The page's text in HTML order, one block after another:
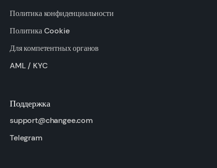
Политика конфиденциальности
Политика Cookie
Для компетентных органов
AML / KYC
Поддержка
support@changee.com
Telegram